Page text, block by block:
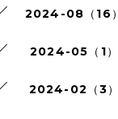
2024-08（16）
2024-05（1）
2024-02（3）